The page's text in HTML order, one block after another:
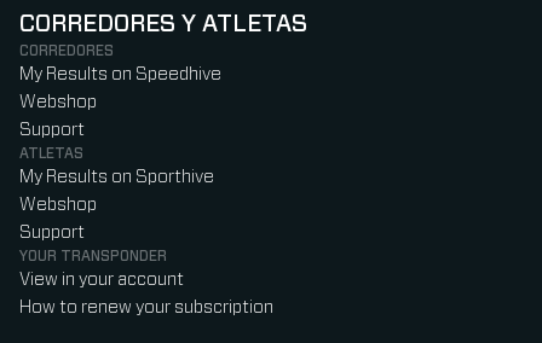
CORREDORES Y ATLETAS
CORREDORES
My Results on Speedhive
Webshop
Support
ATLETAS
My Results on Sporthive
Webshop
Support
YOUR TRANSPONDER
View in your account
How to renew your subscription